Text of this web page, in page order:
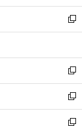
開
く
ウ
で
開
ン
ド
ウ
開
く
ウ
ィ
ン
ウ
で
開
く
し
い
ウ
ン
ド
ウ
で
開
く
新
し
ウ
ィ
ン
ド
ウ
で
新
し
い
ウ
ィ
新
し
い
新